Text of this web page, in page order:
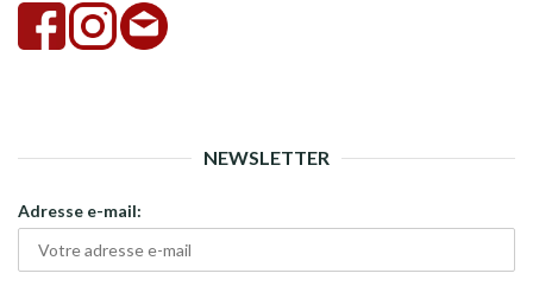
NEWSLETTER
Adresse e-mail: